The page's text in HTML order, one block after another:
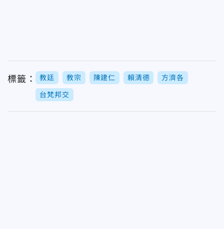
標籤： 教廷 教宗 陳建仁 賴清德 方濟各
台梵邦交